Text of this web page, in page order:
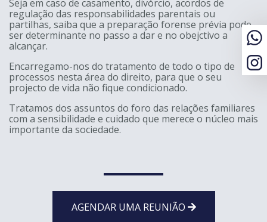
Seja em caso de casamento, divórcio, acordos de
regulação das responsabilidades parentais ou
partilhas, saiba que a preparação forense prévia pode
ser determinante no passo a dar e no obejctivo a
alcançar.
Encarregamo-nos do tratamento de todo o tipo de
processos nesta área do direito, para que o seu
projecto de vida não fique condicionado.
Tratamos dos assuntos do foro das relações familiares
com a sensibilidade e cuidado que merece o núcleo mais
importante da sociedade.
AGENDAR UMA REUNIÃO